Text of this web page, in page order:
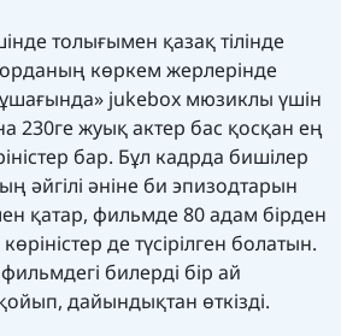
толығымен қазақ тілінде
көркем жерлерінде
jukebox мюзиклы үшін
230ге жуық актер бас қосқан ең
бар. Бұл кадрда бишілер
әйгілі әніне би эпизодтарын
қатар, фильмде 80 адам бірден
де түсірілген болатын.
билерді бір ай
дайындықтан өткізді.